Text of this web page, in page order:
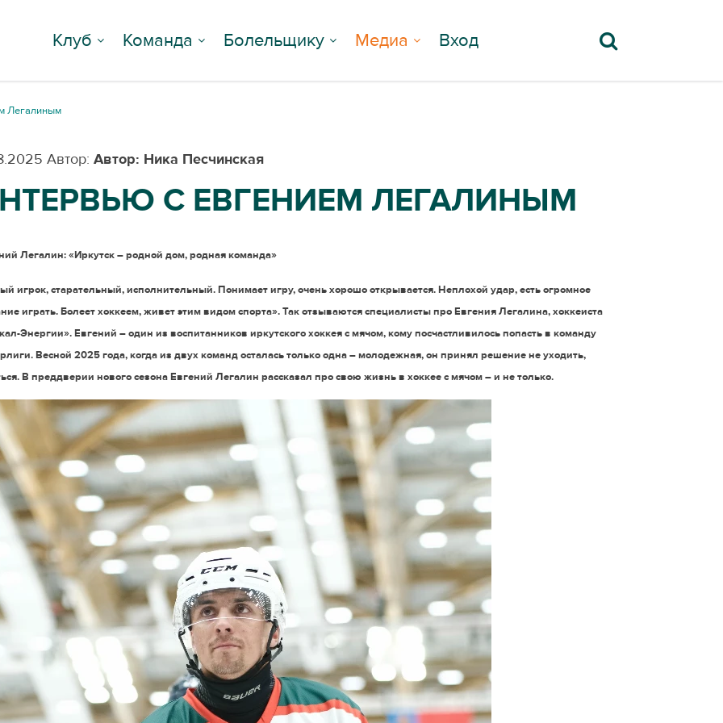
Клуб Команда Болельщику Медиа Вход
Легалиным
Автор: Автор: Ника Песчинская
С ЕВГЕНИЕМ ЛЕГАЛИНЫМ
Легалин: «Иркутск – родной дом, родная команда»
игрок, старательный, исполнительный. Понимает игру, очень хорошо открывается. Неплохой удар, есть огромное
играть. Болеет хоккеем, живет этим видом спорта». Так отзываются специалисты про Евгения Легалина, хоккеиста
Энергии». Евгений – один из воспитанников иркутского хоккея с мячом, кому посчастливилось попасть в команду
Весной 2025 года, когда из двух команд осталась только одна – молодежная, он принял решение не уходить,
В преддверии нового сезона Евгений Легалин рассказал про свою жизнь в хоккее с мячом – и не только.